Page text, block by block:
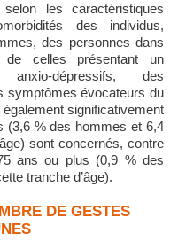
les caractéristiques
des individus,
des personnes dans
de celles présentant un
dépressifs, des
symptômes évocateurs du
significativement
(3,6 % des hommes et 6,4
sont concernés, contre
ans ou plus (0,9 % des
tranche d’âge).
DE GESTES